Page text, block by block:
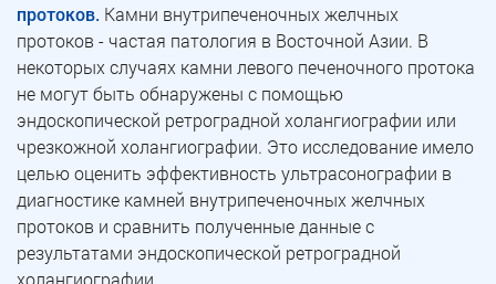
протоков. Камни внутрипеченочных желчных
протоков - частая патология в Восточной Азии. В
некоторых случаях камни левого печеночного протока
не могут быть обнаружены с помощью
эндоскопической ретроградной холангиографии или
чрезкожной холангиографии. Это исследование имело
целью оценить эффективность ультрасонографии в
диагностике камней внутрипеченочных желчных
протоков и сравнить полученные данные с
результатами эндоскопической ретроградной
холангиографии.